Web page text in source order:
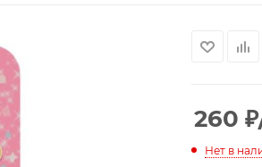
260 ₽
Нет в